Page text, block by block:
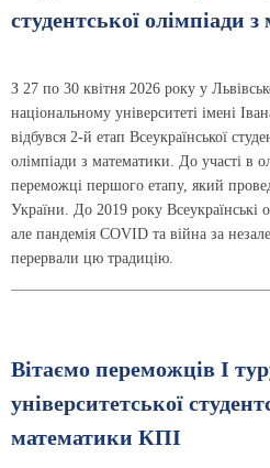
студентської олімпіади
З 27 по 30 квітня 2026 року у
національному університеті імені
відбувся 2-й етап Всеукраїнської
олімпіади з математики. До участі в
переможці першого етапу, який
України. До 2019 року Всеукраїнські
але пандемія COVID та війна за
перервали цю традицію.
Вітаємо переможців I
університетської
математики КПІ